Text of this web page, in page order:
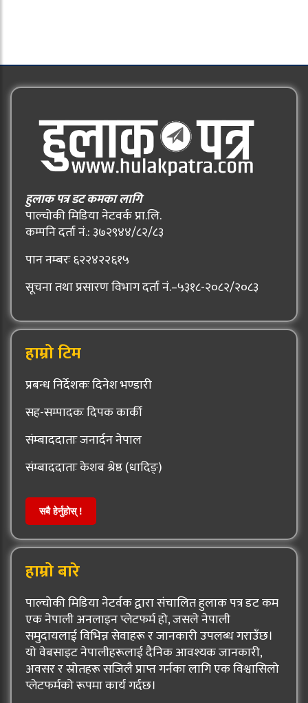
हुलाक पत्र डट कमका लागि
पाल्चोकी मिडिया नेटवर्क प्रा.लि.
कम्पनि दर्ता नं.: ३७२९४४/८२/८३
पान नम्बरः ६२२४२२६१५
सूचना तथा प्रसारण विभाग दर्ता नं.–५३१८-२०८२/२०८३
हाम्रो टिम
प्रबन्ध निर्देशकः दिनेश भण्डारी
सह-सम्पादकः दिपक कार्की
संम्बाददाताः जनार्दन नेपाल
संम्बाददाताः केशब श्रेष्ठ (धादिङ्)
सबै हेर्नुहोस् !
हाम्रो बारे
पाल्चोकी मिडिया नेटर्वक द्वारा संचालित हुलाक पत्र डट कम
एक नेपाली अनलाइन प्लेटफर्म हो, जसले नेपाली
समुदायलाई विभिन्न सेवाहरू र जानकारी उपलब्ध गराउँछ।
यो वेबसाइट नेपालीहरूलाई दैनिक आवश्यक जानकारी,
अवसर र स्रोतहरू सजिलै प्राप्त गर्नका लागि एक विश्वासिलो
प्लेटफर्मको रूपमा कार्य गर्दछ।